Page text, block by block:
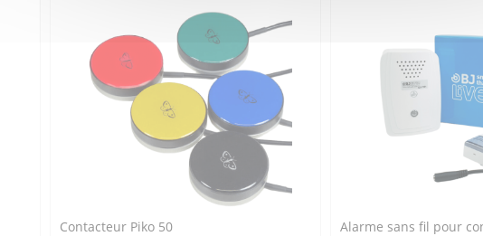
Contacteur Piko 50 Alarme sans fil pour